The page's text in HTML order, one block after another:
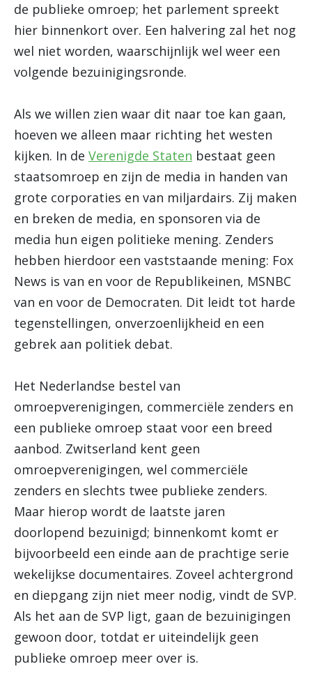
de publieke omroep; het parlement spreekt
hier binnenkort over. Een halvering zal het nog
wel niet worden, waarschijnlijk wel weer een
volgende bezuinigingsronde.
Als we willen zien waar dit naar toe kan gaan,
hoeven we alleen maar richting het westen
kijken. In de Verenigde Staten bestaat geen
staatsomroep en zijn de media in handen van
grote corporaties en van miljardairs. Zij maken
en breken de media, en sponsoren via de
media hun eigen politieke mening. Zenders
hebben hierdoor een vaststaande mening: Fox
News is van en voor de Republikeinen, MSNBC
van en voor de Democraten. Dit leidt tot harde
tegenstellingen, onverzoenlijkheid en een
gebrek aan politiek debat.
Het Nederlandse bestel van
omroepverenigingen, commerciële zenders en
een publieke omroep staat voor een breed
aanbod. Zwitserland kent geen
omroepverenigingen, wel commerciële
zenders en slechts twee publieke zenders.
Maar hierop wordt de laatste jaren
doorlopend bezuinigd; binnenkomt komt er
bijvoorbeeld een einde aan de prachtige serie
wekelijkse documentaires. Zoveel achtergrond
en diepgang zijn niet meer nodig, vindt de SVP.
Als het aan de SVP ligt, gaan de bezuinigingen
gewoon door, totdat er uiteindelijk geen
publieke omroep meer over is.